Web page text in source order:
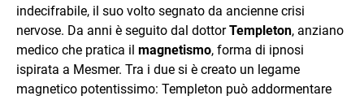
indecifrabile, il suo volto segnato da ancien­ne crisi
nervose. Da anni è seguito dal dottorTempleton, anziano
medico che pratica il magnetismo, forma di ipnosi
ispirata a Mesmer. Tra i due si è creato un legame
magnetico potentissimo: Templeton può addormentare